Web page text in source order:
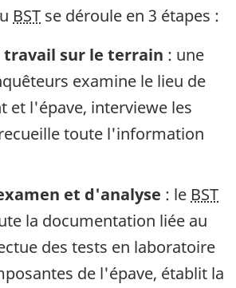
BST se déroule en 3 étapes :
travail sur le terrain : une
examine le lieu de
et l'épave, interviewe les
toute l'information
et d'analyse : le BST
la documentation liée au
des tests en laboratoire
de l'épave, établit la